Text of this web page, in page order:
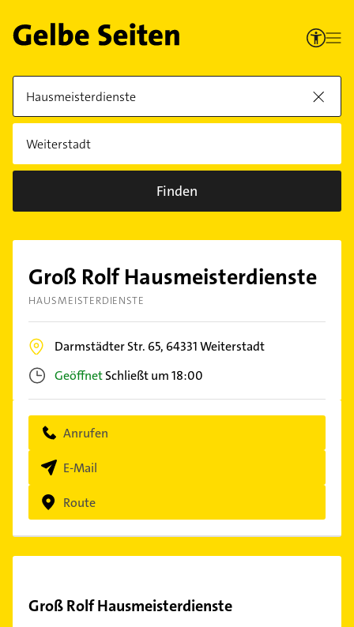
Finden
Groß Rolf Hausmeisterdienste
HAUSMEISTERDIENSTE
Darmstädter Str. 65, 64331Weiterstadt
GeöffnetSchließt um 18:00
Anrufen
E-Mail
Route
Groß Rolf Hausmeisterdienste